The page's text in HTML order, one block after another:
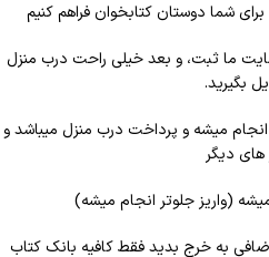
شما دوستان کتابخوان فراهم کنیم
سایت ما ثبت، و بعد خیلی راحت درب منزل
بگیرید.
میشه و پرداخت درب منزل میباشد و
دیگر
به خرج بدید فقط کافیه بانک کتاب